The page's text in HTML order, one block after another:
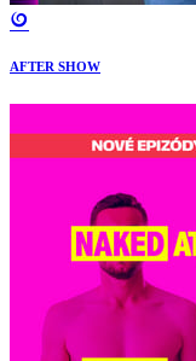
AFTER SHOW